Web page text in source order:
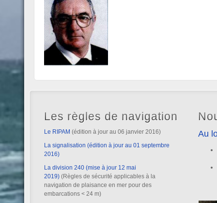
Les règles de navigation
Le RIPAM (édition à jour au 06 janvier 2016)
La signalisation (édition à jour au 01 septembre
2016)
La division 240 (mise à jour 12 mai
2019) (Règles de sécurité applicables à la
navigation de plaisance en mer pour des
embarcations < 24 m)
Au